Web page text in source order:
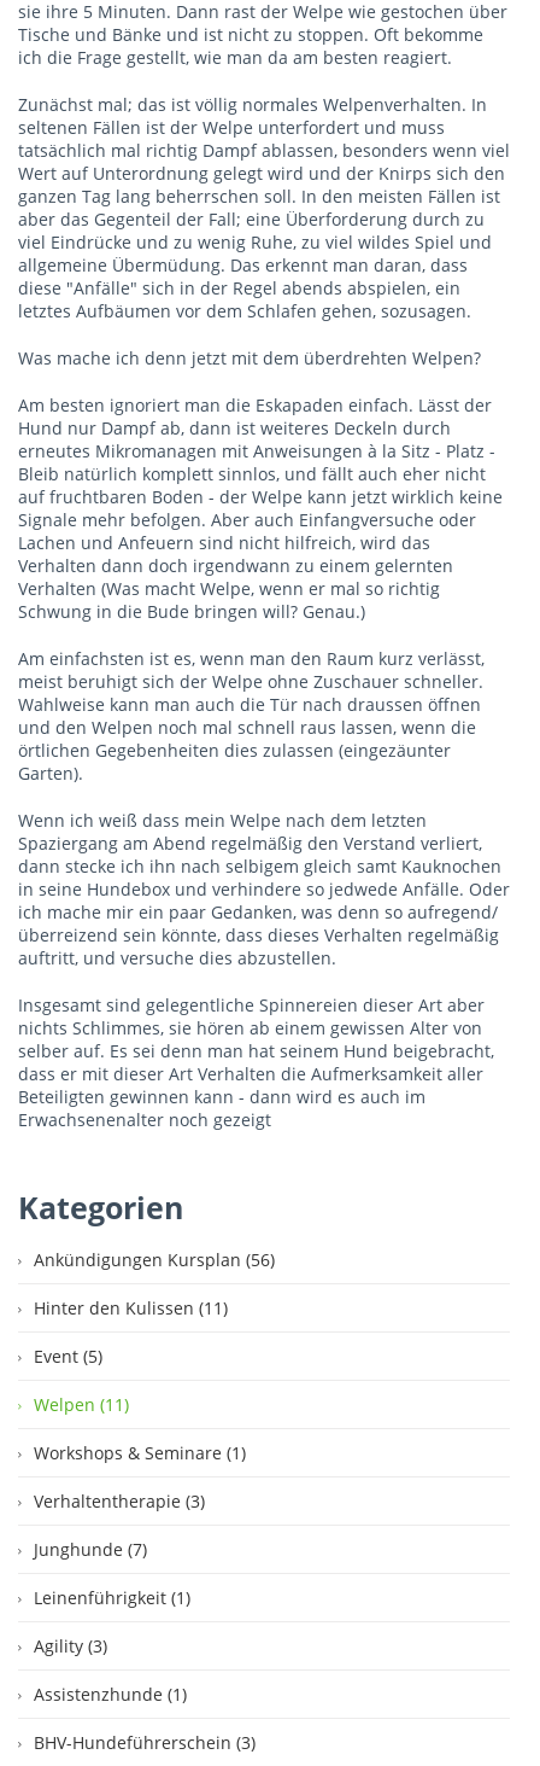
sie ihre 5 Minuten. Dann rast der Welpe wie gestochen über
Tische und Bänke und ist nicht zu stoppen. Oft bekomme
ich die Frage gestellt, wie man da am besten reagiert.
Zunächst mal; das ist völlig normales Welpenverhalten. In
seltenen Fällen ist der Welpe unterfordert und muss
tatsächlich mal richtig Dampf ablassen, besonders wenn viel
Wert auf Unterordnung gelegt wird und der Knirps sich den
ganzen Tag lang beherrschen soll. In den meisten Fällen ist
aber das Gegenteil der Fall; eine Überforderung durch zu
viel Eindrücke und zu wenig Ruhe, zu viel wildes Spiel und
allgemeine Übermüdung. Das erkennt man daran, dass
diese "Anfälle" sich in der Regel abends abspielen, ein
letztes Aufbäumen vor dem Schlafen gehen, sozusagen.
Was mache ich denn jetzt mit dem überdrehten Welpen?
Am besten ignoriert man die Eskapaden einfach. Lässt der
Hund nur Dampf ab, dann ist weiteres Deckeln durch
erneutes Mikromanagen mit Anweisungen à la Sitz - Platz -
Bleib natürlich komplett sinnlos, und fällt auch eher nicht
auf fruchtbaren Boden - der Welpe kann jetzt wirklich keine
Signale mehr befolgen. Aber auch Einfangversuche oder
Lachen und Anfeuern sind nicht hilfreich, wird das
Verhalten dann doch irgendwann zu einem gelernten
Verhalten (Was macht Welpe, wenn er mal so richtig
Schwung in die Bude bringen will? Genau.)
Am einfachsten ist es, wenn man den Raum kurz verlässt,
meist beruhigt sich der Welpe ohne Zuschauer schneller.
Wahlweise kann man auch die Tür nach draussen öffnen
und den Welpen noch mal schnell raus lassen, wenn die
örtlichen Gegebenheiten dies zulassen (eingezäunter
Garten).
Wenn ich weiß dass mein Welpe nach dem letzten
Spaziergang am Abend regelmäßig den Verstand verliert,
dann stecke ich ihn nach selbigem gleich samt Kauknochen
in seine Hundebox und verhindere so jedwede Anfälle. Oder
ich mache mir ein paar Gedanken, was denn so aufregend/
überreizend sein könnte, dass dieses Verhalten regelmäßig
auftritt, und versuche dies abzustellen.
Insgesamt sind gelegentliche Spinnereien dieser Art aber
nichts Schlimmes, sie hören ab einem gewissen Alter von
selber auf. Es sei denn man hat seinem Hund beigebracht,
dass er mit dieser Art Verhalten die Aufmerksamkeit aller
Beteiligten gewinnen kann - dann wird es auch im
Erwachsenenalter noch gezeigt
Kategorien
Ankündigungen Kursplan (56)
Hinter den Kulissen (11)
Event (5)
Welpen (11)
Workshops & Seminare (1)
Verhaltentherapie (3)
Junghunde (7)
Leinenführigkeit (1)
Agility (3)
Assistenzhunde (1)
BHV-Hundeführerschein (3)